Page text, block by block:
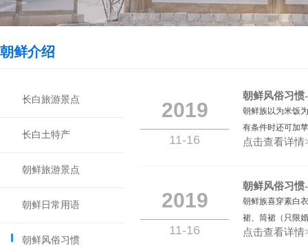
朝鲜介绍
长白旅游景点
长白土特产
朝鲜旅游景点
朝鲜日常用语
朝鲜风俗习惯
2019
11-16
朝鲜风俗习惯
朝鲜族以为米饭
有条件时还可加
点击查看详情
2019
11-16
朝鲜风俗习惯
朝鲜族喜穿素白
裙、筒裙（只限
点击查看详情